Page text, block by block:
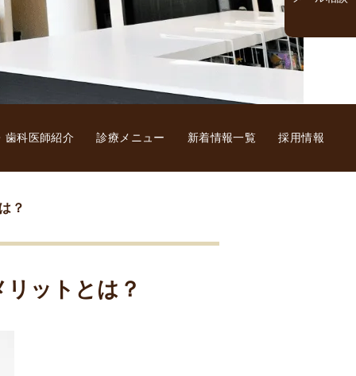
歯科医師紹介 診療メニュー 新着情報一覧 採用情報
？
ットとは？